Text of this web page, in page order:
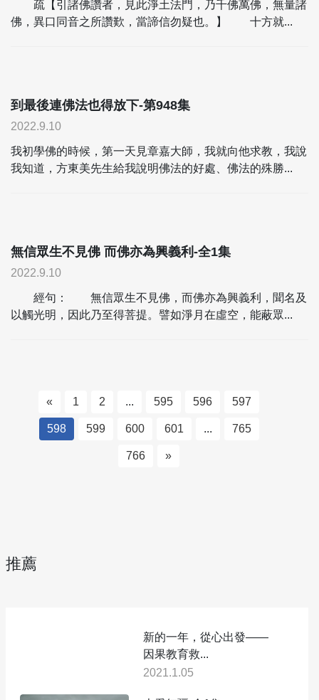
疏【引諸佛讚者，見此淨土法門，乃千佛萬佛，無量諸
佛，異口同音之所讚歎，當諦信勿疑也。】 十方就...
到最後連佛法也得放下-第948集
2022.9.10
我初學佛的時候，第一天見章嘉大師，我就向他求教，我說
我知道，方東美先生給我說明佛法的好處、佛法的殊勝...
無信眾生不見佛 而佛亦為興義利-全1集
2022.9.10
經句： 無信眾生不見佛，而佛亦為興義利，聞名及
以觸光明，因此乃至得菩提。譬如淨月在虛空，能蔽眾...
« 1 2 ... 595 596 597
598 599 600 601 ... 765
766 »
推薦
新的一年，從心出發——
因果教育救...
2021.1.05